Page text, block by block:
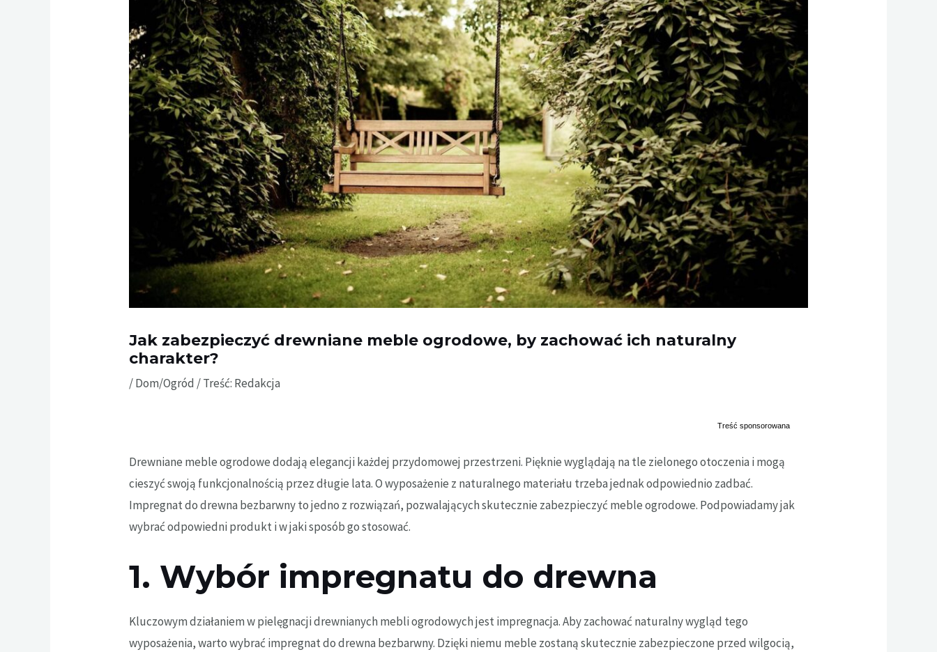
Jak zabezpieczyć drewniane meble ogrodowe, by zachować ich naturalny
charakter?
/Dom/Ogród / Treść: Redakcja
Drewniane meble ogrodowe dodają elegancji każdej przydomowej przestrzeni. Pięknie wyglądają na tle zielonego otoczenia i mogą
cieszyć swoją funkcjonalnością przez długie lata. O wyposażenie z naturalnego materiału trzeba jednak odpowiednio zadbać.
Impregnat do drewna bezbarwny to jedno z rozwiązań, pozwalających skutecznie zabezpieczyć meble ogrodowe. Podpowiadamy jak
wybrać odpowiedni produkt i w jaki sposób go stosować.
1. Wybór impregnatu do drewna
Kluczowym działaniem w pielęgnacji drewnianych mebli ogrodowych jest impregnacja. Aby zachować naturalny wygląd tego
wyposażenia, warto wybrać impregnat do drewna bezbarwny. Dzięki niemu meble zostaną skutecznie zabezpieczone przed wilgocią,